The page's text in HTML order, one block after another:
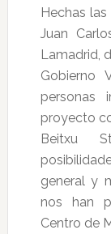
Hechas
Juan
Lamadrid,
Gobierno
personas
proyecto
Beitxu
general y
nos han
Centro de